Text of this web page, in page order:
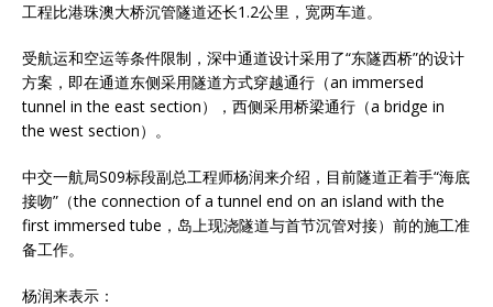
工程比港珠澳大桥沉管隧道还长1.2公里，宽两车道。
受航运和空运等条件限制，深中通道设计采用了“东隧西桥”的设计
方案，即在通道东侧采用隧道方式穿越通行（an immersed
tunnel in the east section），西侧采用桥梁通行（a bridge in
the west section）。
中交一航局S09标段副总工程师杨润来介绍，目前隧道正着手“海底
接吻”（the connection of a tunnel end on an island with the
first immersed tube，岛上现浇隧道与首节沉管对接）前的施工准
备工作。
杨润来表示：